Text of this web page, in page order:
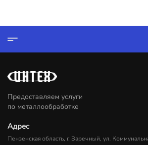
Предоставляем услуги
по металлообработке
Адрес
Пензенская область, г. Заречный, ул.